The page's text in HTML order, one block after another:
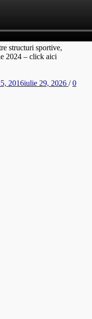
structuri sportive,
2024 – click aici
2016iulie 29, 2026 / 0